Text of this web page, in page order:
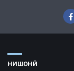
НИШОНӢ